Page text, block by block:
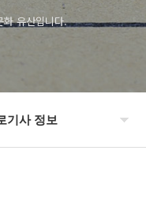
화 유산입니다.
기사 정보